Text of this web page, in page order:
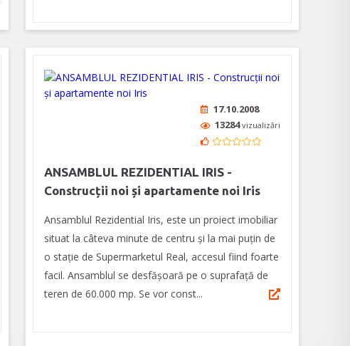
17.10.2008
13284vizualizări
ANSAMBLUL REZIDENTIAL IRIS -
Construcții noi și apartamente noi Iris
Ansamblul Rezidential Iris, este un proiect imobiliar
situat la câteva minute de centru și la mai puțin de
o stație de Supermarketul Real, accesul fiind foarte
facil. Ansamblul se desfășoară pe o suprafață de
teren de 60.000 mp. Se vor const...